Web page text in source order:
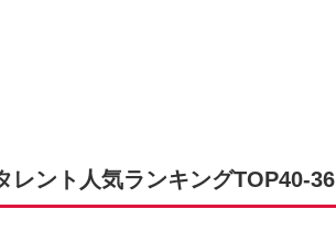
レント人気ランキングTOP40-36